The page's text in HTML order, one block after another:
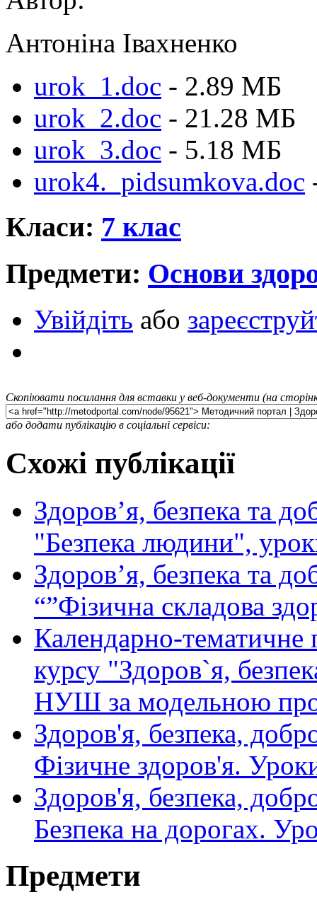
Антоніна Івахненко
urok_1.doc - 2.89 MБ
urok_2.doc - 21.28 MБ
urok_3.doc - 5.18 MБ
urok4._pidsumkova.doc
Класи: 7 клас
Предмети: Основи
Увійдіть або
Скопіювати посилання для вставки у веб-документи (на
або додати публікацію в соціальні сервіси:
Схожі публікації
Здоров’я, безпека та
"Безпека людини",
Здоров’я, безпека та
“”Фізична складова
Календарно-тематичне
курсу "Здоров`я,
НУШ за модельною
Здоров'я, безпека,
Фізичне здоров'я.
Здоров'я, безпека,
Безпека на дорогах.
Предмети